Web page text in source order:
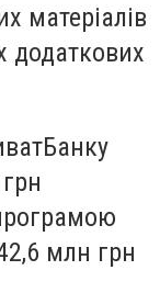
матеріалів
додаткових
млн грн